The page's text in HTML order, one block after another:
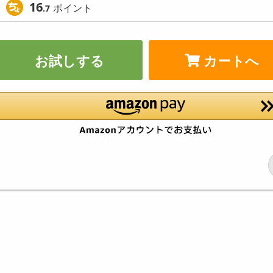
16.7 ポイント
お試しする カートへ